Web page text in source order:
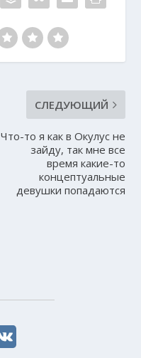
СЛЕДУЮЩИЙ
Что-то я как в Окулус не
зайду, так мне все
время какие-то
концептуальные
девушки попадаются